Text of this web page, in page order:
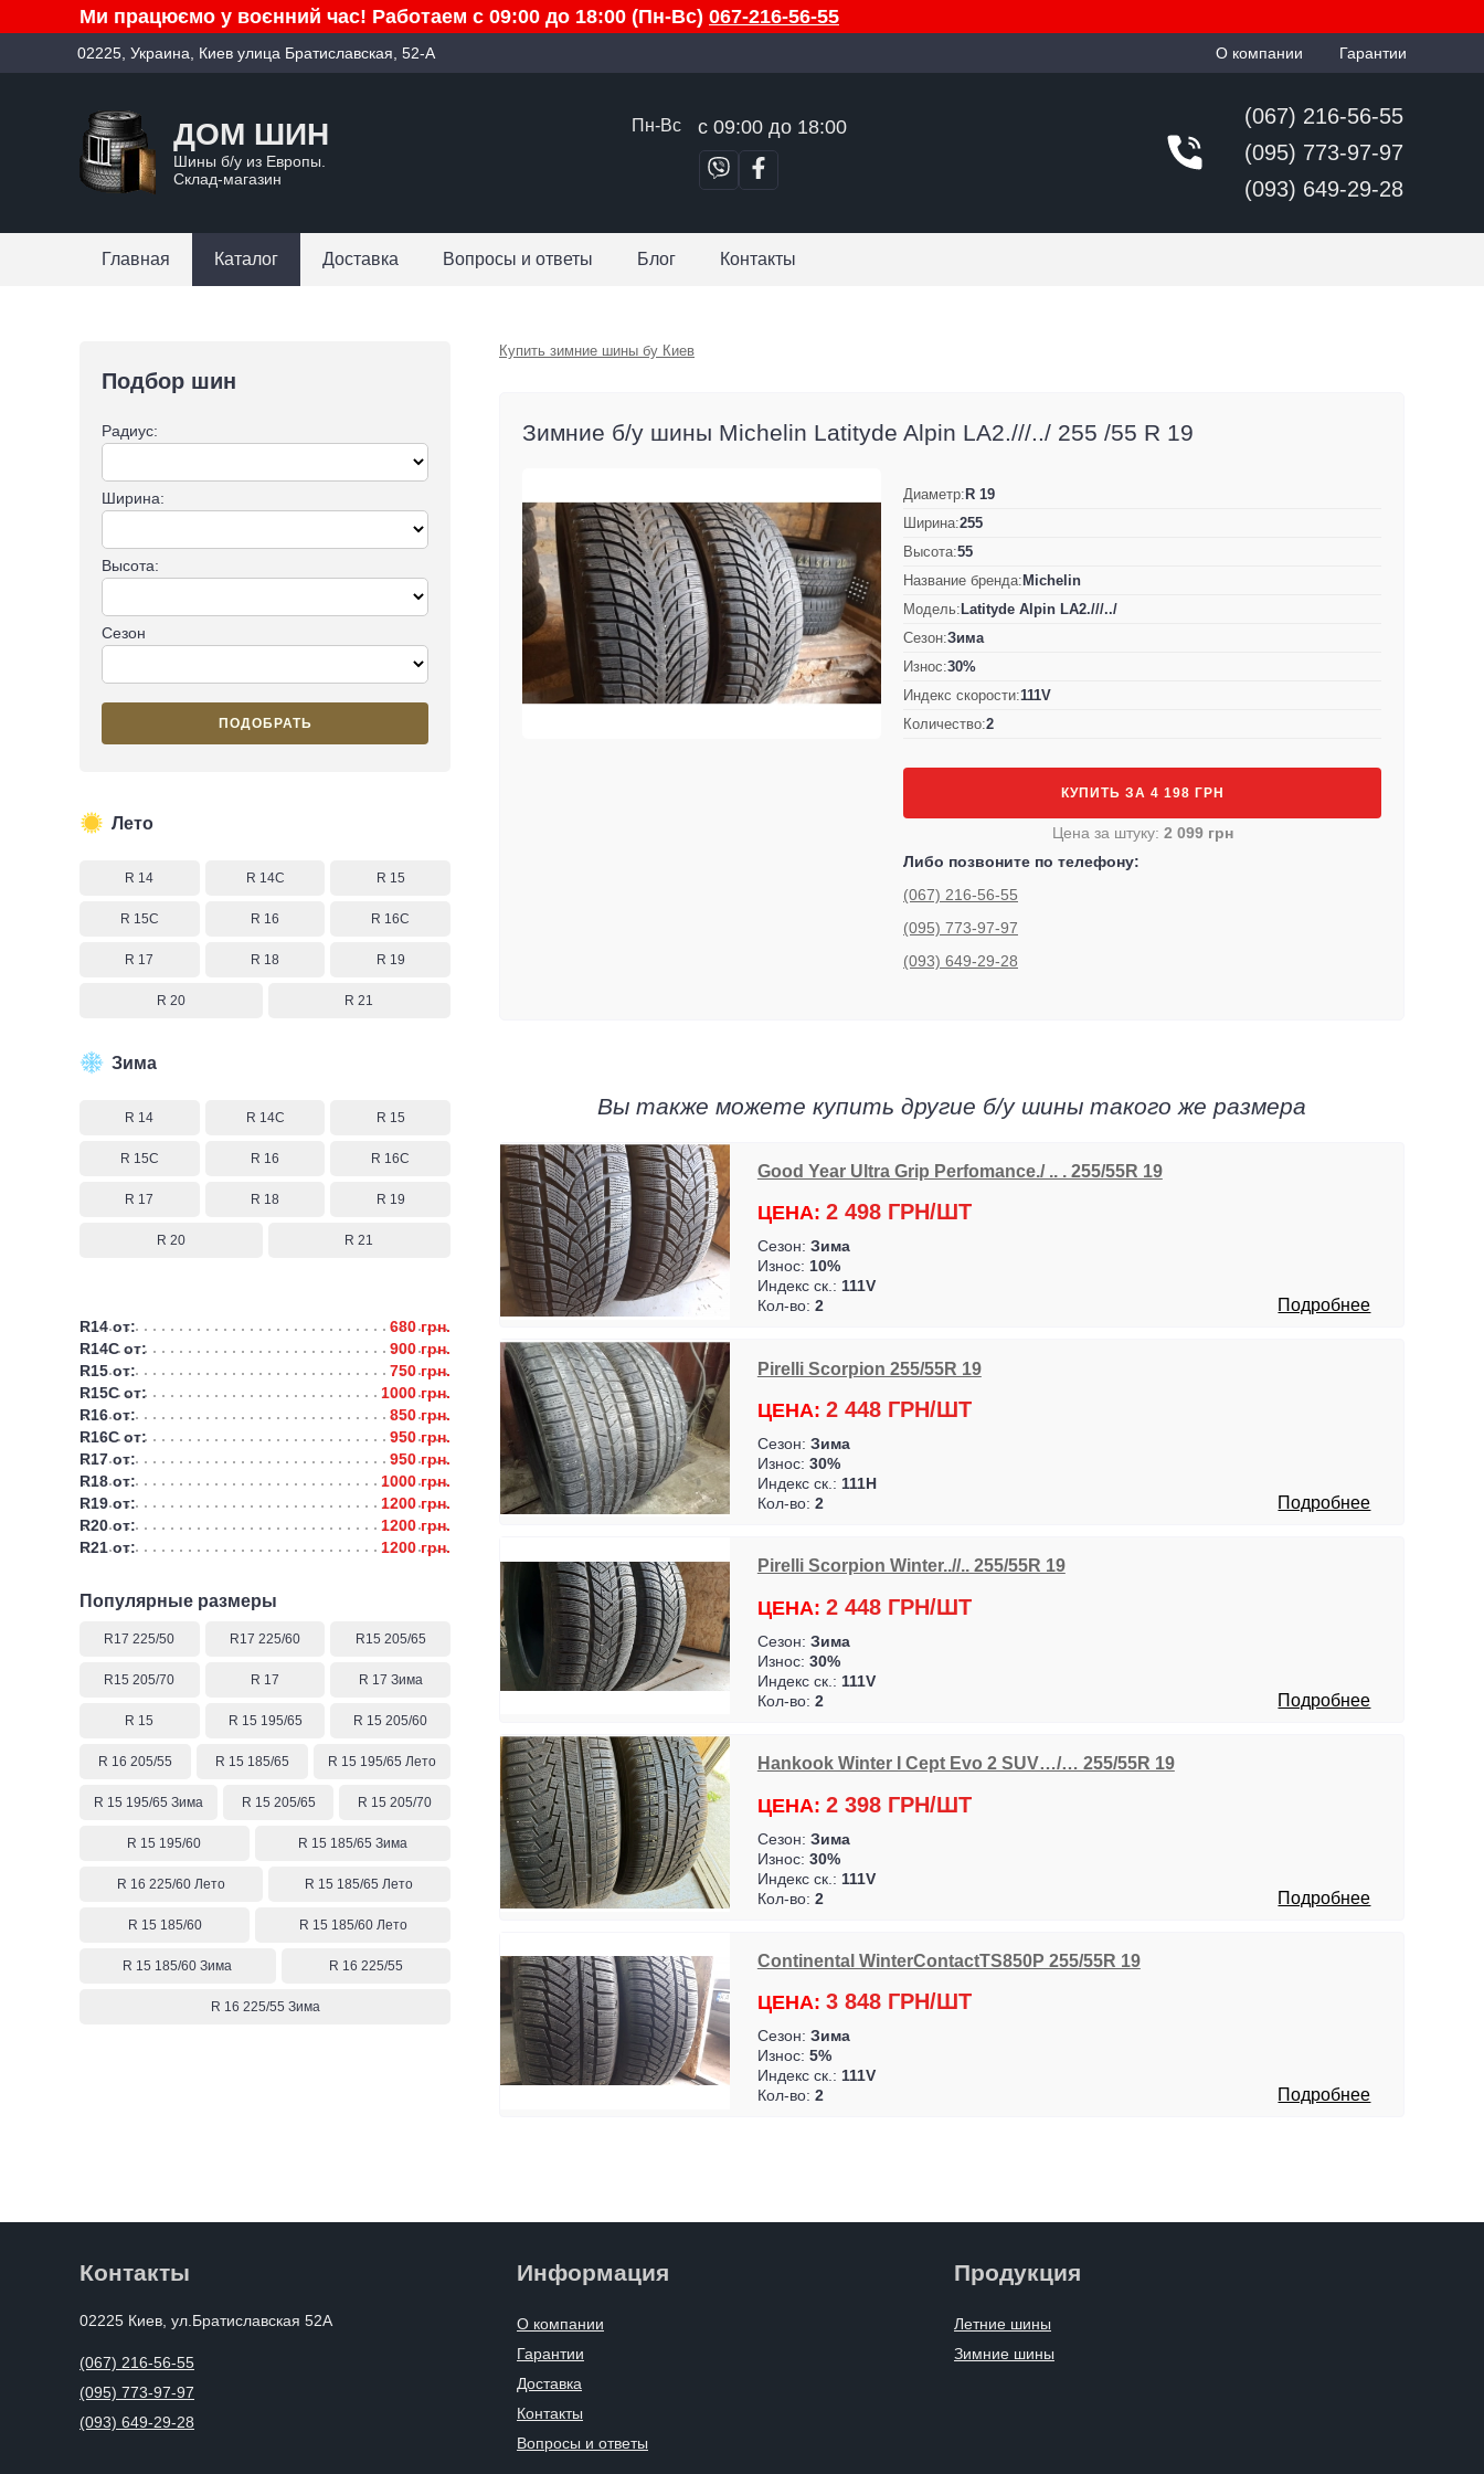
Ми працюємо у воєнний час! Работаем с 09:00 до 18:00 (Пн-Вс) 067-216-56-55
02225, Украина, Киев улица Братиславская, 52-А О компании Гарантии
ДОМ ШИН
Шины б/у из Европы.
Склад-магазин
Пн-Вс с 09:00 до 18:00
(067) 216-56-55
(095) 773-97-97
(093) 649-29-28
Главная Каталог Доставка Вопросы и ответы Блог Контакты
Подбор шин
Радиус:
Ширина:
Высота:
Сезон
ПОДОБРАТЬ
Лето
R 14 R 14C R 15
R 15C R 16 R 16C
R 17 R 18 R 19
R 20 R 21
Зима
R 14 R 14C R 15
R 15C R 16 R 16C
R 17 R 18 R 19
R 20 R 21
R14 от:
680 грн.
R14C от:
900 грн.
R15 от:
750 грн.
R15C от:
1000 грн.
R16 от:
850 грн.
R16C от:
950 грн.
R17 от:
950 грн.
R18 от:
1000 грн.
R19 от:
1200 грн.
R20 от:
1200 грн.
R21 от:
1200 грн.
Популярные размеры
R17 225/50 R17 225/60 R15 205/65
R15 205/70 R 17 R 17 Зима
R 15 R 15 195/65 R 15 205/60
R 16 205/55 R 15 185/65 R 15 195/65 Лето
R 15 195/65 Зима R 15 205/65 R 15 205/70
R 15 195/60 R 15 185/65 Зима
R 16 225/60 Лето R 15 185/65 Лето
R 15 185/60 R 15 185/60 Лето
R 15 185/60 Зима R 16 225/55
R 16 225/55 Зима
Купить зимние шины бу Киев
Зимние б/у шины Michelin Latityde Alpin LA2.///../ 255 /55 R 19
Диаметр:R 19
Ширина:255
Высота:55
Название бренда:Michelin
Модель:Latityde Alpin LA2.///../
Сезон:Зима
Износ:30%
Индекс скорости:111V
Количество:2
КУПИТЬ ЗА 4 198 ГРН
Цена за штуку: 2 099 грн
Либо позвоните по телефону:
(067) 216-56-55
(095) 773-97-97
(093) 649-29-28
Вы также можете купить другие б/у шины такого же размера
Good Year Ultra Grip Perfomance./ .. . 255/55R 19
ЦЕНА: 2 498 ГРН/ШТ
Сезон: Зима
Износ: 10%
Индекс ск.: 111V
Кол-во: 2 Подробнее
Pirelli Scorpion 255/55R 19
ЦЕНА: 2 448 ГРН/ШТ
Сезон: Зима
Износ: 30%
Индекс ск.: 111H
Кол-во: 2 Подробнее
Pirelli Scorpion Winter..//.. 255/55R 19
ЦЕНА: 2 448 ГРН/ШТ
Сезон: Зима
Износ: 30%
Индекс ск.: 111V
Кол-во: 2 Подробнее
Hankook Winter I Cept Evo 2 SUV…/… 255/55R 19
ЦЕНА: 2 398 ГРН/ШТ
Сезон: Зима
Износ: 30%
Индекс ск.: 111V
Кол-во: 2 Подробнее
Continental WinterContactTS850P 255/55R 19
ЦЕНА: 3 848 ГРН/ШТ
Сезон: Зима
Износ: 5%
Индекс ск.: 111V
Кол-во: 2 Подробнее
Контакты
02225 Киев, ул.Братиславская 52А
(067) 216-56-55
(095) 773-97-97
(093) 649-29-28
Информация
О компании
Гарантии
Доставка
Контакты
Вопросы и ответы
Продукция
Летние шины
Зимние шины